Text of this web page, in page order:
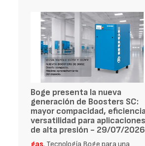
Boge presenta la nueva
generación de Boosters SC:
mayor compacidad,
versatilidad para aplicaciones
de alta presión - 29/07/2026
gas. Tecnología Boge para una